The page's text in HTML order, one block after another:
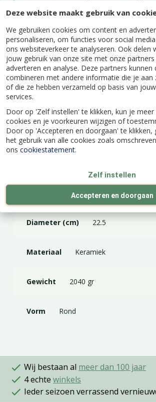
Deze website maakt gebruik van
We gebruiken cookies om content en
personaliseren, om functies voor social
ons websiteverkeer te analyseren. Ook delen
jouw gebruik van onze site met onze
adverteren en analyse. Deze partners kunnen
combineren met andere informatie die je aan
of die ze hebben verzameld op basis van
services.
Door op 'Zelf instellen' te klikken, kun je
cookies en je voorkeuren wijzigen of
Door op 'Accepteren en doorgaan' te
het gebruik van alle cookies zoals
ons cookiestatement.
Zelf instellen
Accepteren en doorgaan
jouw kamerplant en interieur past.
Specificaties
Merk Floran
Hoogte (cm) 19.5
Diameter (cm) 22.5
Materiaal Keramiek
Gewicht 2040 gr
Vorm Rond
Wij bestaan al meer dan 100 jaar
4 echte winkels
Ieder seizoen verrassend